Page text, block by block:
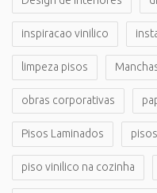
inspiracao vinilico
limpeza pisos
obras corporativas
Pisos Laminados
piso vinilico na cozinha